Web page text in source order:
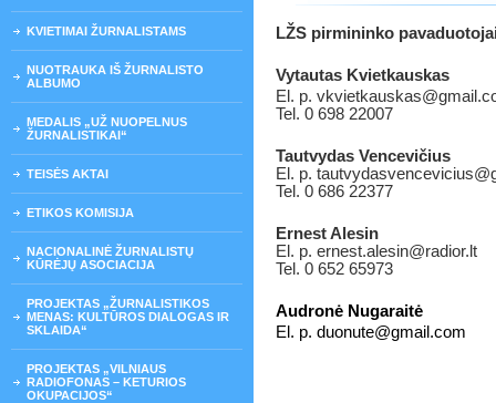
KVIETIMAI ŽURNALISTAMS
NUOTRAUKA IŠ ŽURNALISTO
ALBUMO
MEDALIS „UŽ NUOPELNUS
ŽURNALISTIKAI“
TEISĖS AKTAI
ETIKOS KOMISIJA
NACIONALINĖ ŽURNALISTŲ
KŪRĖJŲ ASOCIACIJA
PROJEKTAS „ŽURNALISTIKOS
MENAS: KULTŪROS DIALOGAS IR
SKLAIDA“
PROJEKTAS „VILNIAUS
RADIOFONAS – KETURIOS
OKUPACIJOS“
LŽS pirmininko
Vytautas Kvietkauskas
El. p.
Tel. 0 698 22007
Tautvydas Vencevičius
El. p.
Tel. 0 686 22377
Ernest Alesin
El. p. ernest.alesin@radior.lt
Tel. 0 652 65973
Audronė Nugaraitė
El. p. duonute@gmail.com